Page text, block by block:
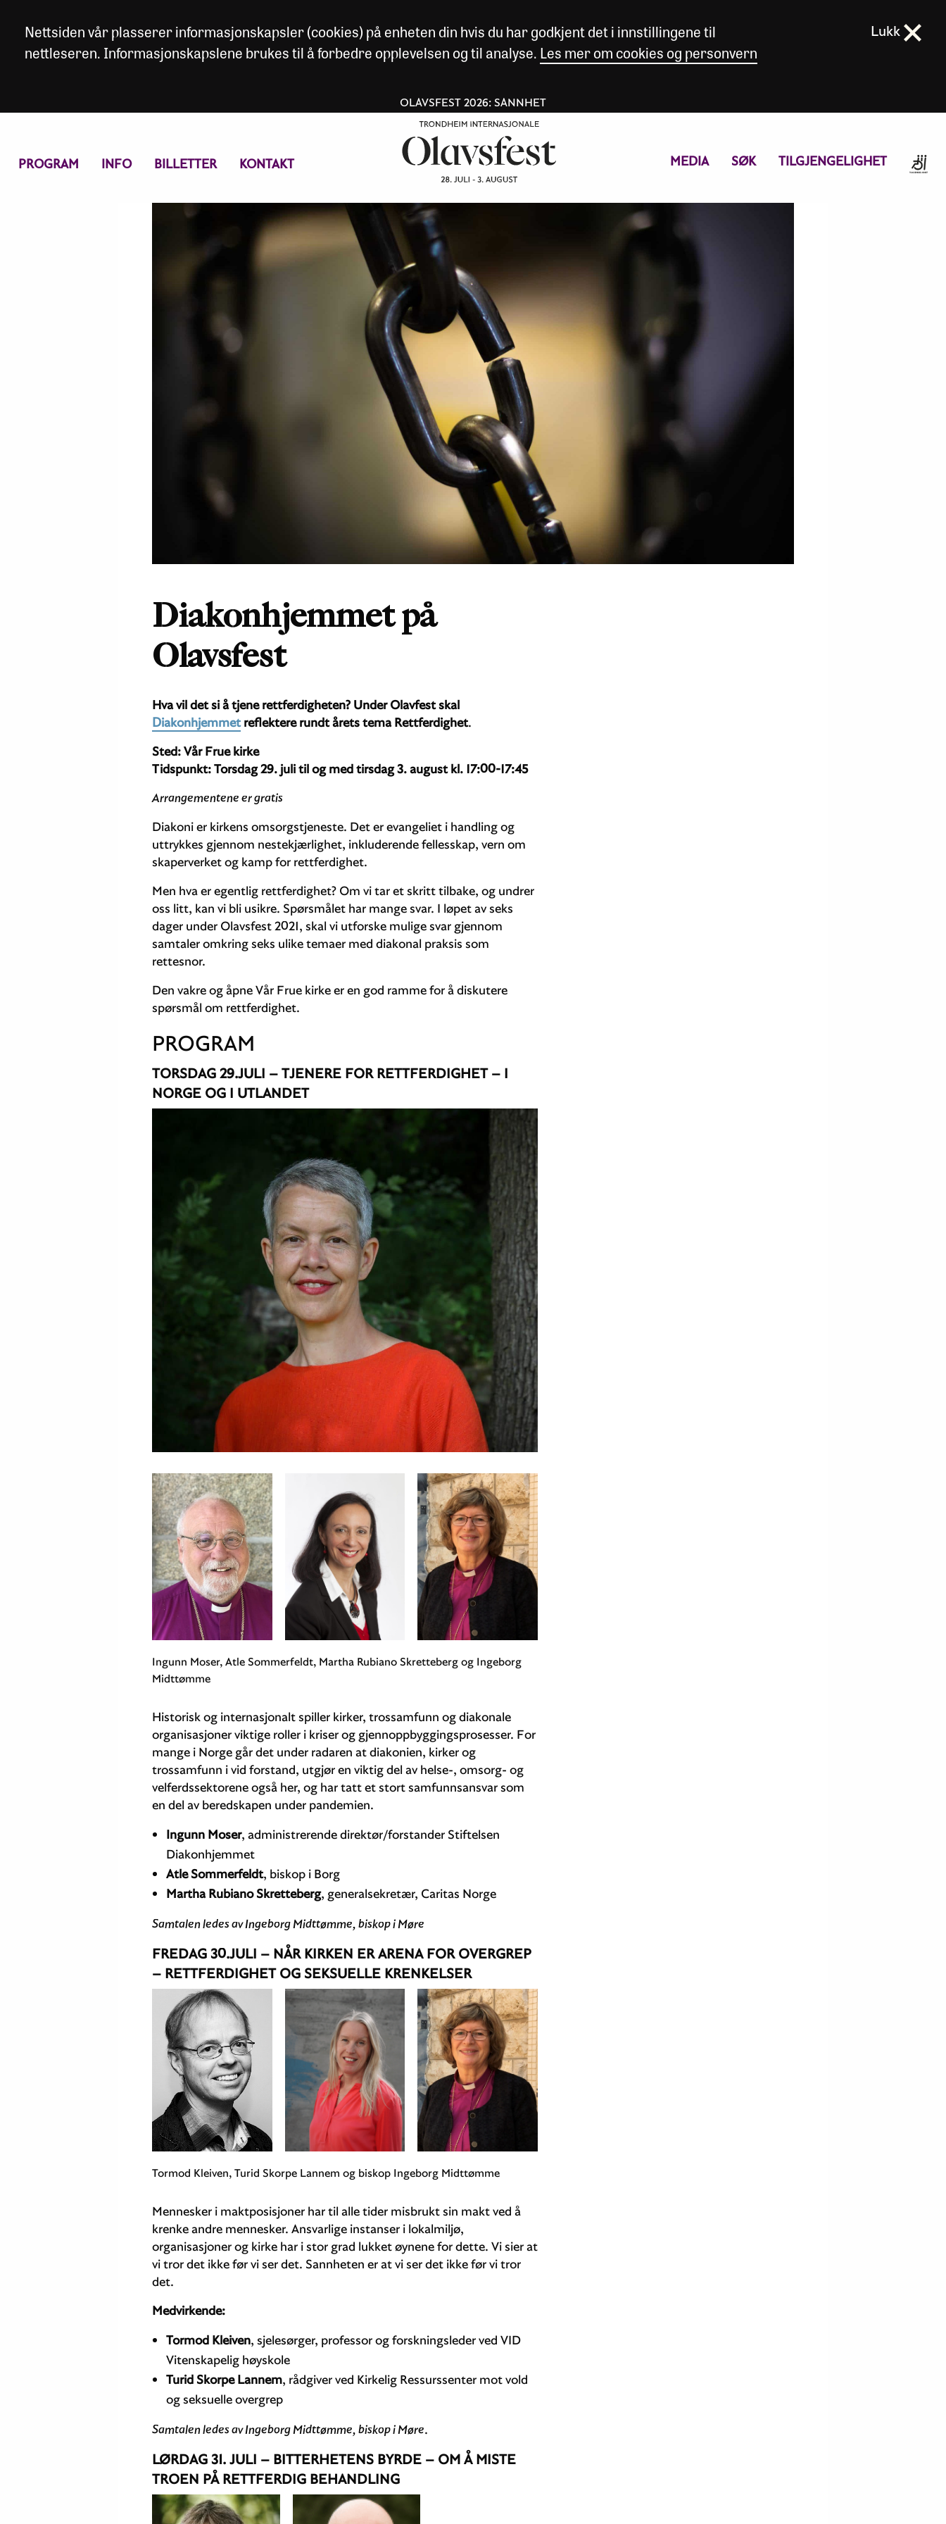
Nettsiden vår plasserer informasjonskapsler (cookies) på enheten din hvis du har godkjent det i innstillingene til
nettleseren. Informasjonskapslene brukes til å forbedre opplevelsen og til analyse. Les mer om cookies og personvern
Lukk
OLAVSFEST 2026: SANNHET
PROGRAM INFO BILLETTER KONTAKT MEDIA SØK TILGJENGELIGHET
Diakonhjemmet på
Olavsfest
Hva vil det si å tjene rettferdigheten? Under Olavfest skal
Diakonhjemmetreflektere rundt årets tema Rettferdighet.
Sted: Vår Frue kirke
Tidspunkt: Torsdag 29. juli til og med tirsdag 3. august kl. 17:00-17:45
Arrangementene er gratis
Diakoni er kirkens omsorgstjeneste. Det er evangeliet i handling og
uttrykkes gjennom nestekjærlighet, inkluderende fellesskap, vern om
skaperverket og kamp for rettferdighet.
Men hva er egentlig rettferdighet? Om vi tar et skritt tilbake, og undrer
oss litt, kan vi bli usikre. Spørsmålet har mange svar. I løpet av seks
dager under Olavsfest 2021, skal vi utforske mulige svar gjennom
samtaler omkring seks ulike temaer med diakonal praksis som
rettesnor.
Den vakre og åpne Vår Frue kirke er en god ramme for å diskutere
spørsmål om rettferdighet.
PROGRAM
TORSDAG 29.JULI – TJENERE FOR RETTFERDIGHET – I
NORGE OG I UTLANDET
Ingunn Moser, Atle Sommerfeldt, Martha Rubiano Skretteberg og Ingeborg
Midttømme
Historisk og internasjonalt spiller kirker, trossamfunn og diakonale
organisasjoner viktige roller i kriser og gjennoppbyggingsprosesser. For
mange i Norge går det under radaren at diakonien, kirker og
trossamfunn i vid forstand, utgjør en viktig del av helse-, omsorg- og
velferdssektorene også her, og har tatt et stort samfunnsansvar som
en del av beredskapen under pandemien.
Ingunn Moser, administrerende direktør/forstander Stiftelsen
Diakonhjemmet
Atle Sommerfeldt, biskop i Borg
Martha Rubiano Skretteberg, generalsekretær, Caritas Norge
Samtalen ledes av Ingeborg Midttømme, biskop i Møre
FREDAG 30.JULI – NÅR KIRKEN ER ARENA FOR OVERGREP
– RETTFERDIGHET OG SEKSUELLE KRENKELSER
Tormod Kleiven, Turid Skorpe Lannem og biskop Ingeborg Midttømme
Mennesker i maktposisjoner har til alle tider misbrukt sin makt ved å
krenke andre mennes­ker. Ansvarlige instanser i lokalmiljø,
organisasjoner og kirke har i stor grad lukket øynene for dette. Vi sier at
vi tror det ikke før vi ser det. Sannheten er at vi ser det ikke før vi tror
det.
Medvirkende:
Tormod Kleiven, sjelesørger, professor og forskningsleder ved VID
Vitenskapelig høyskole
Turid Skorpe Lannem, rådgiver ved Kirkelig Ressurssenter mot vold
og seksuelle overgrep
Samtalen ledes av Ingeborg Midttømme, biskop i Møre.
LØRDAG 31. JULI – BITTERHETENS BYRDE – OM Å MISTE
TROEN PÅ RETTFERDIG BEHANDLING